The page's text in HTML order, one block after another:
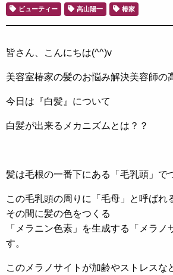
ビューティー 高山陽一 椿家
皆さん、こんにちは(^^)v
美容室椿家の髪のお悩み解決美容師
今日は『白髪』について
白髪が出来るメカニズムとは？？
髪は毛根の一番下にある「毛乳頭」で
この毛乳頭の周りに「毛母」と呼ばれ
その間に髪の色をつくる
「メラニン色素」を生成する「メラノ
す。
このメラノサイトが加齢やストレスな